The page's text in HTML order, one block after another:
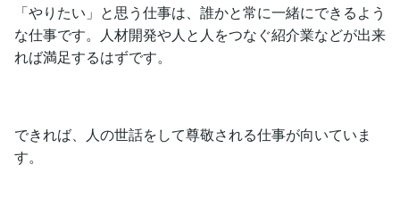
「やりたい」と思う仕事は、誰かと常に一緒にできるよう
な仕事です。人材開発や人と人をつなぐ紹介業などが出来
れば満足するはずです。
できれば、人の世話をして尊敬される仕事が向いていま
す。